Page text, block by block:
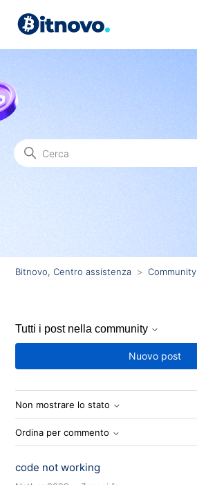
Bitnovo, Centro assistenza Community
Tutti i post nella community
Nuovo post
Non mostrare lo stato
Ordina per commento
code not working